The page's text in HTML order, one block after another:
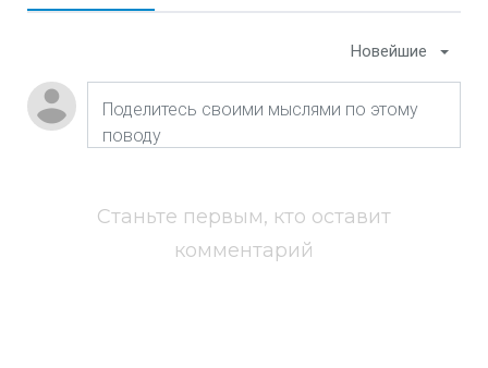
Новейшие
Станьте первым, кто оставит
комментарий